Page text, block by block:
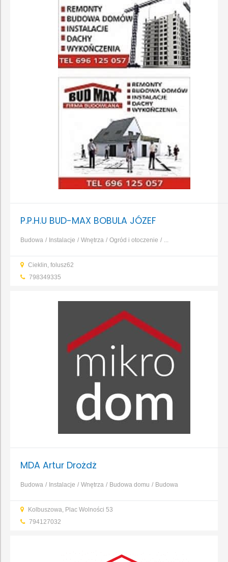
P.P.H.U BUD-MAX BOBULA JÓZEF
Budowa Instalacje Wnętrza Ogród i otoczenie ...
Cieklin, folusz62
798349335
MDA Artur Drożdż
Budowa Instalacje Wnętrza Budowa domu
Budowa
Kolbuszowa, Plac Wolności 53
794127032